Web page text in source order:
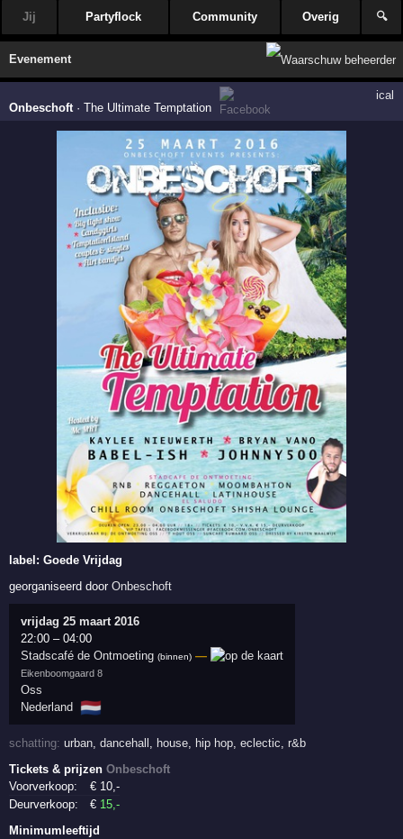
Jij Partyflock Community Overig 🔍
Evenement
Onbeschoft·The Ultimate Temptation
ical
label: Goede Vrijdag
georganiseerd doorOnbeschoft
vrijdag 25 maart 2016
22:00 –04:00
Stadscafé de Ontmoeting (binnen) —
Eikenboomgaard 8
Oss
Nederland
🇳🇱
schatting:urban ,dancehall house hip hop ,eclectic ,r&b
Tickets & prijzenOnbeschoft
Voorverkoop:
€ 10 ,-
Deurverkoop:
€ 15 ,-
Minimumleeftijd